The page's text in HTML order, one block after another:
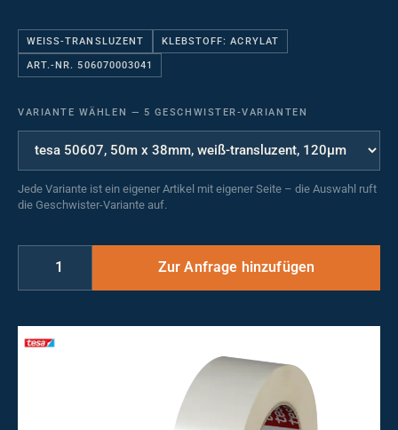
WEISS-TRANSLUZENT KLEBSTOFF: ACRYLAT
ART.-NR. 506070003041
VARIANTE WÄHLEN — 5 GESCHWISTER-VARIANTEN
Jede Variante ist ein eigener Artikel mit eigener Seite – die Auswahl ruft
die Geschwister-Variante auf.